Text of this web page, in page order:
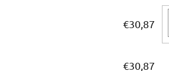
€30,87
€30,87